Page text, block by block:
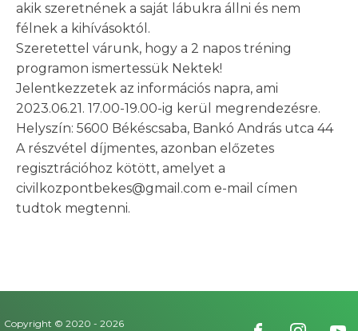
akik szeretnének a saját lábukra állni és nem
félnek a kihívásoktól.
Szeretettel várunk, hogy a 2 napos tréning
programon ismertessük Nektek!
Jelentkezzetek az információs napra, ami
2023.06.21. 17.00-19.00-ig kerül megrendezésre.
Helyszín: 5600 Békéscsaba, Bankó András utca 44
A részvétel díjmentes, azonban előzetes
regisztrációhoz kötött, amelyet a
civilkozpontbekes@gmail.com e-mail címen
tudtok megtenni.
Copyright © 2020 - 2026